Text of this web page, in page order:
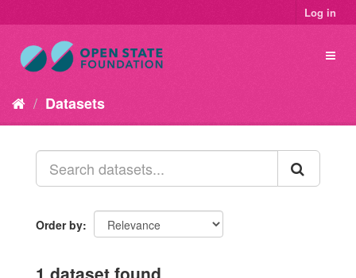
Log in
Datasets
Order by
1 dataset found